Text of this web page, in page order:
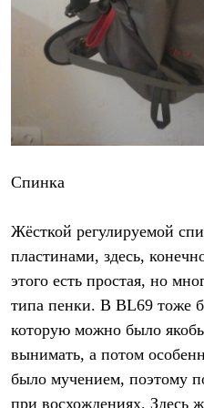
PEAK
ЗА ПОЛЯРНЫМ КРУГОМ
BASK kids
Каталог дилеров
Баск сегодня
Производство
Баск в вашем городе
Контроль качества
Технологии
Команда Баск
Дилерам
Стать дилером
Корпоративным клиентам
Услуги
Спинка
Жёсткой регулируемой
пластинами, здесь,
этого есть простая, но
типа пенки. В BL69 тоже
которую можно было
вынимать, а потом
было мучением, поэтому
при восхождениях. Здесь